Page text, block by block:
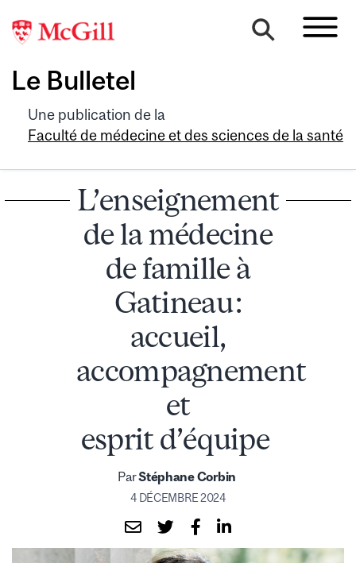
Le Bulletel
Une publication de la
Faculté de médecine et des sciences de la santé
L’enseignement
de la médecine
de famille à
Gatineau :
accueil,
accompagnement
et
esprit d’équipe
ParStéphane Corbin
4 DÉCEMBRE 2024